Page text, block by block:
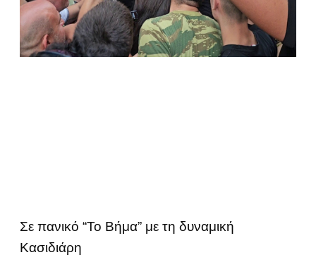
Σε πανικό “Το Βήμα” με τη δυναμική
Κασιδιάρη